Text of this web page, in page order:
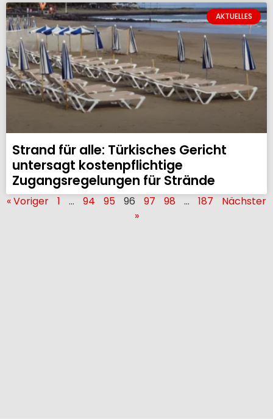
AKTUELLES
Strand für alle: Türkisches Gericht
untersagt kostenpflichtige
Zugangsregelungen für Strände
« Voriger 1 … 94 95 96 97 98 … 187
Nächster
»